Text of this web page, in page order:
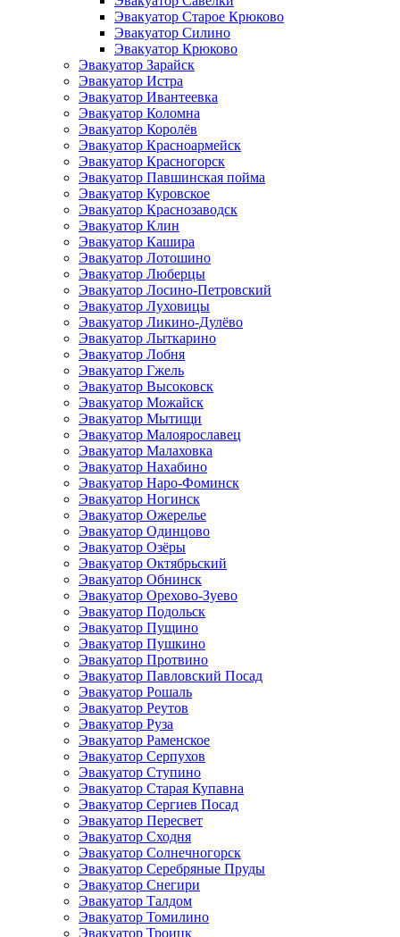
Эвакуатор Старое Крюково
Эвакуатор Силино
Эвакуатор Крюково
Эвакуатор Зарайск
Эвакуатор Истра
Эвакуатор Ивантеевка
Эвакуатор Коломна
Эвакуатор Королёв
Эвакуатор Красноармейск
Эвакуатор Красногорск
Эвакуатор Павшинская пойма
Эвакуатор Куровское
Эвакуатор Краснозаводск
Эвакуатор Клин
Эвакуатор Кашира
Эвакуатор Лотошино
Эвакуатор Люберцы
Эвакуатор Лосино-Петровский
Эвакуатор Луховицы
Эвакуатор Ликино-Дулёво
Эвакуатор Лыткарино
Эвакуатор Лобня
Эвакуатор Гжель
Эвакуатор Высоковск
Эвакуатор Можайск
Эвакуатор Мытищи
Эвакуатор Малоярославец
Эвакуатор Малаховка
Эвакуатор Нахабино
Эвакуатор Наро-Фоминск
Эвакуатор Ногинск
Эвакуатор Ожерелье
Эвакуатор Одинцово
Эвакуатор Озёры
Эвакуатор Октябрьский
Эвакуатор Обнинск
Эвакуатор Орехово-Зуево
Эвакуатор Подольск
Эвакуатор Пущино
Эвакуатор Пушкино
Эвакуатор Протвино
Эвакуатор Павловский Посад
Эвакуатор Рошаль
Эвакуатор Реутов
Эвакуатор Руза
Эвакуатор Раменское
Эвакуатор Серпухов
Эвакуатор Ступино
Эвакуатор Старая Купавна
Эвакуатор Сергиев Посад
Эвакуатор Пересвет
Эвакуатор Сходня
Эвакуатор Солнечногорск
Эвакуатор Серебряные Пруды
Эвакуатор Снегири
Эвакуатор Талдом
Эвакуатор Томилино
Эвакуатор Троицк